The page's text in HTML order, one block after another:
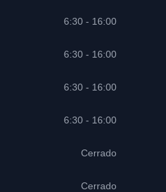
6:30 - 16:00
6:30 - 16:00
6:30 - 16:00
6:30 - 16:00
Cerrado
Cerrado